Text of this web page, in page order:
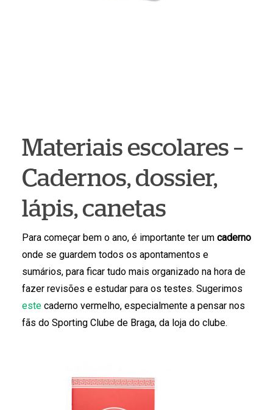
Materiais escolares –
Cadernos, dossier,
lápis, canetas
Para começar bem o ano, é importante ter um caderno
onde se guardem todos os apontamentos e
sumários, para ficar tudo mais organizado na hora de
fazer revisões e estudar para os testes. Sugerimos
estecaderno vermelho, especialmente a pensar nos
fãs do Sporting Clube de Braga, da loja do clube.